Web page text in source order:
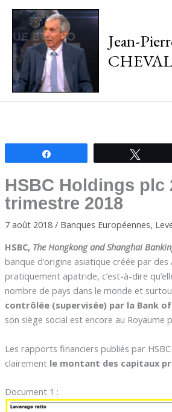
Jean-
HSBC Holdings plc
trimestre 2018
7 août 2018 / Banques Européennes,
HSBC, The Hongkong and Shanghai
banque d’origine asiatique créée par
pratiquement apatride, c’est-à-dire
nombre de pays dans le monde et
contrôlée (supervisée) par la Bank
son siège social est encore au Royaume
Les rapports financiers publiés par
clairement le montant des capitaux
Document 1 :